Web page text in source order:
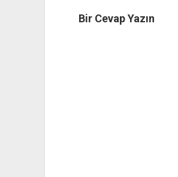
Bir Cevap Yazın